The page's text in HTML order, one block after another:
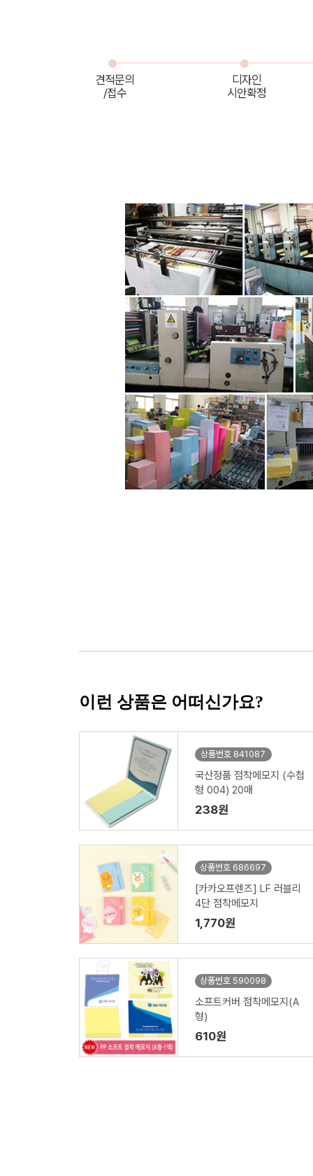
견적문의
/접수
디자인
시안확정
이런 상품은 어떠신가요?
상품번호 841087
국산정품 점착메모지 (수첩
형 004) 20매
238원
상품번호 686697
[카카오프렌즈] LF 러블리
4단 점착메모지
1,770원
상품번호 590098
소프트커버 점착메모지(A
형)
610원